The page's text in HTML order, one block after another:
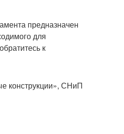
предназначен
для
к
конструкции», СНиП